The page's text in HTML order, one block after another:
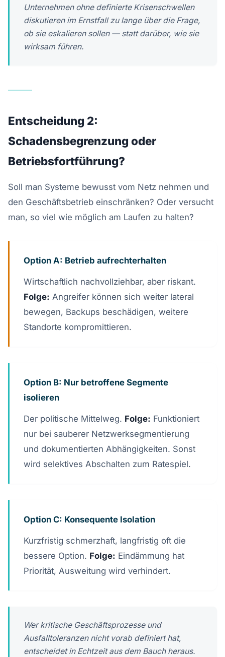
Unternehmen ohne definierte Krisenschwellen
diskutieren im Ernstfall zu lange über die Frage,
ob sie eskalieren sollen — statt darüber, wiesie
wirksam führen.
Entscheidung 2:
Schadensbegrenzung oder
Betriebsfortführung?
Soll man Systeme bewusst vom Netz nehmen und
den Geschäftsbetrieb einschränken? Oder versucht
man, so viel wie möglich am Laufen zu halten?
Option A: Betrieb aufrechterhalten
Wirtschaftlich nachvollziehbar, aber riskant.
Folge: Angreifer können sich weiter lateral
bewegen, Backups beschädigen, weitere
Standorte kompromittieren.
Option B: Nur betroffene Segmente
isolieren
Der politische Mittelweg. Folge: Funktioniert
nur bei sauberer Netzwerksegmentierung
und dokumentierten Abhängigkeiten. Sonst
wird selektives Abschalten zum Ratespiel.
Option C: Konsequente Isolation
Kurzfristig schmerzhaft, langfristig oft die
bessere Option. Folge: Eindämmung hat
Priorität, Ausweitung wird verhindert.
Wer kritische Geschäftsprozesse und
Ausfalltoleranzen nicht vorab definiert hat,
entscheidet in Echtzeit aus dem Bauch heraus.